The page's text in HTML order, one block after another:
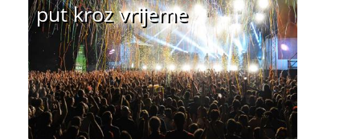
put kroz vrijeme